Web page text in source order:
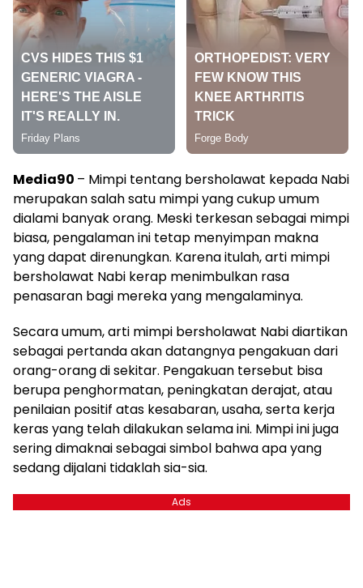
Media90 – Mimpi tentang bersholawat kepada Nabi
merupakan salah satu mimpi yang cukup umum
dialami banyak orang. Meski terkesan sebagai mimpi
biasa, pengalaman ini tetap menyimpan makna
yang dapat direnungkan. Karena itulah, arti mimpi
bersholawat Nabi kerap menimbulkan rasa
penasaran bagi mereka yang mengalaminya.
Secara umum, arti mimpi bersholawat Nabi diartikan
sebagai pertanda akan datangnya pengakuan dari
orang-orang di sekitar. Pengakuan tersebut bisa
berupa penghormatan, peningkatan derajat, atau
penilaian positif atas kesabaran, usaha, serta kerja
keras yang telah dilakukan selama ini. Mimpi ini juga
sering dimaknai sebagai simbol bahwa apa yang
sedang dijalani tidaklah sia-sia.
Ads